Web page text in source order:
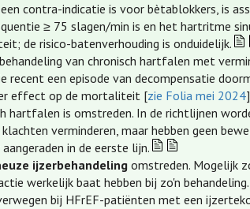
contra-indicatie is voor bètablokkers, is
≥ 75 slagen/min is en het hartritme
de risico-batenverhouding is onduidelijk.
van chronisch hartfalen met
een episode van decompensatie
effect op de mortaliteit [zie Folia mei 2024
hartfalen is omstreden. In de richtlijnen
verminderen, maar hebben geen
in de eerste lijn.
ijzerbehandelingomstreden. Mogelijk
werkelijk baat hebben bij zo'n
bij HFrEF-patiënten met een